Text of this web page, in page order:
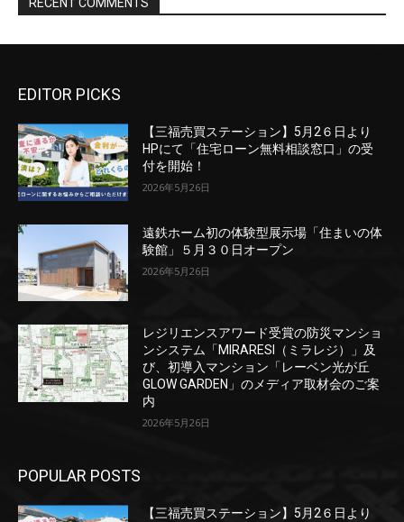
EDITOR PICKS
【三福売買ステーション】5月2６日より
HPにて「住宅ローン無料相談窓口」の受
付を開始！
2026年5月26日
遠鉄ホーム初の体験型展示場「住まいの体
験館」５月３０日オープン
2026年5月26日
レジリエンスアワード受賞の防災マンショ
ンシステム「MIRARESI（ミラレジ）」及
び、初導入マンション「レーベン光が丘
GLOW GARDEN」のメディア取材会のご案
内
2026年5月26日
POPULAR POSTS
【三福売買ステーション】5月2６日より